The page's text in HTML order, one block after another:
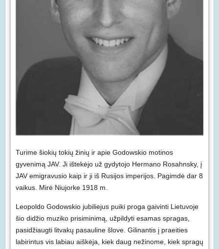
Turime šiokių tokių žinių ir apie Godowskio motinos
gyvenimą JAV. Ji ištekėjo už gydytojo Hermano Rosahnsky, į
JAV emigravusio kaip ir ji iš Rusijos imperijos. Pagimdė dar 8
vaikus. Mirė Niujorke 1918 m.
Leopoldo Godowskio jubiliejus puiki proga gaivinti Lietuvoje
šio didžio muziko prisiminimą, užpildyti esamas spragas,
pasidžiaugti litvakų pasauline šlove. Gilinantis į praeities
labirintus vis labiau aiškėja, kiek daug nežinome, kiek spragų